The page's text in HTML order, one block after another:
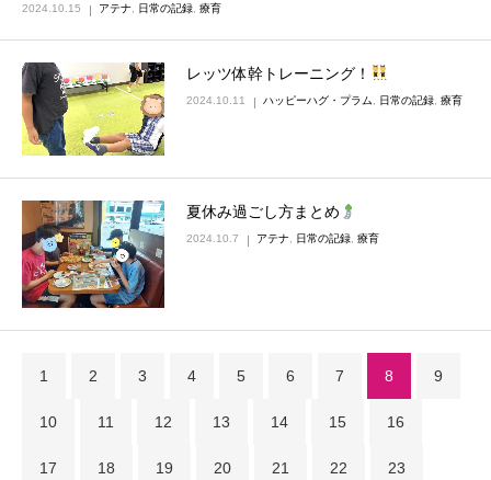
2024.10.15 アテナ 日常の記録 療育
レッツ体幹トレーニング！
2024.10.11 ハッピーハグ・プラム 日常の記録 療育
夏休み過ごし方まとめ
2024.10.7 アテナ, 日常の記録, 療育
1 2 3 4 5 6 7 8 9
10 11 12 13 14 15 16
17 18 19 20 21 22 23